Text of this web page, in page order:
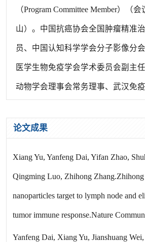
（Program Committee Member）（
山）。中国抗癌协会全国肿瘤精准
员、中国认知科学学会分子影像分
医学生物免疫学会学术委员会副主
动物学会理事会常务理事、武汉免
论文成果
Xiang Yu, Yanfeng Dai, Yifan Zhao,
Qingming Luo, Zhihong
nanoparticles target to lymph node and
tumor immune response.Nature
Yanfeng Dai, Xiang Yu, Jianshuang